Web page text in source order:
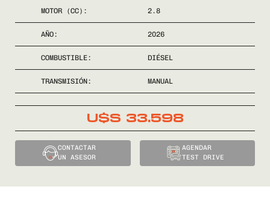
CONTACTO
MOTOR (CC): 2.8
AÑO: 2026
COMBUSTIBLE: DIÉSEL
TRANSMISIÓN: MANUAL
U$S 33.598
CONTACTAR
UN ASESOR
AGENDAR
TEST DRIVE